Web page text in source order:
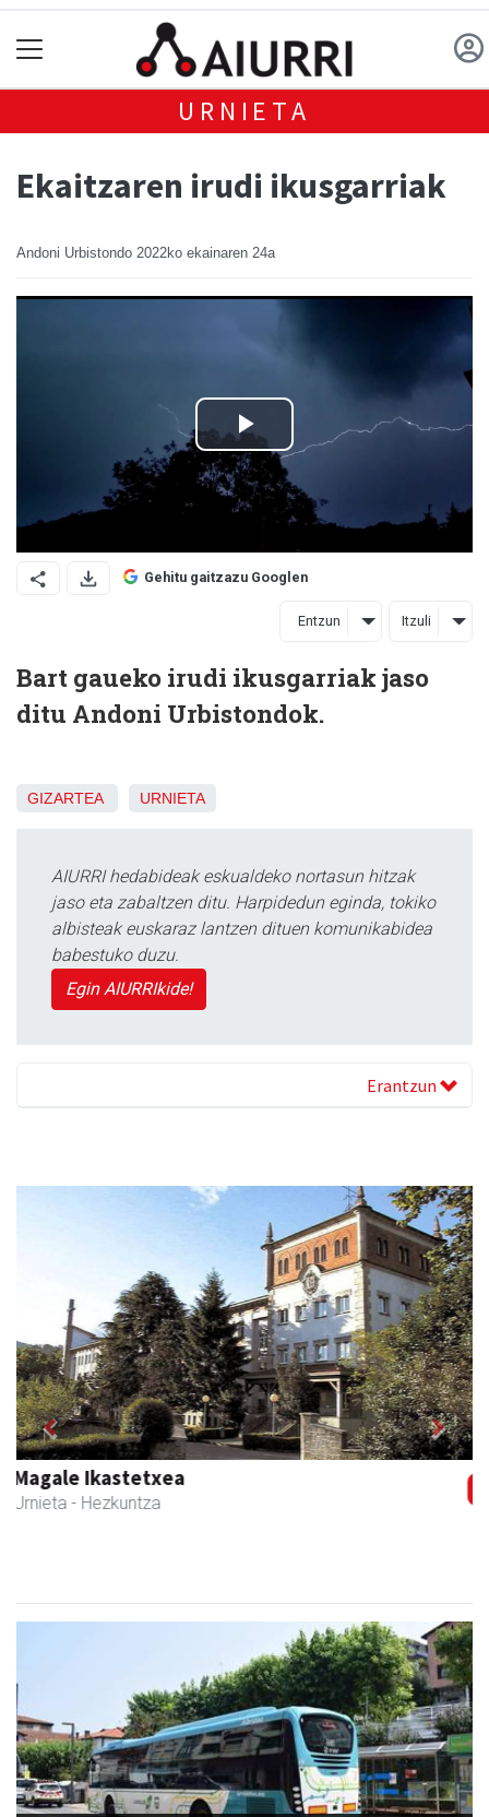
URNIETA
Ekaitzaren irudi ikusgarriak
Andoni Urbistondo 2022ko ekainaren 24a
Gehitu gaitzazu Googlen
Entzun Itzuli
Bart gaueko irudi ikusgarriak jaso
ditu Andoni Urbistondok.
GIZARTEA URNIETA
AIURRI hedabideak eskualdeko nortasun hitzak
jaso eta zabaltzen ditu. Harpidedun eginda, tokiko
albisteak euskaraz lantzen dituen komunikabidea
babestuko duzu.
Egin AIURRIkide!
Erantzun
Urnietako AEK euskaltegia
Urnieta - Euskaltegiak
Previous Next